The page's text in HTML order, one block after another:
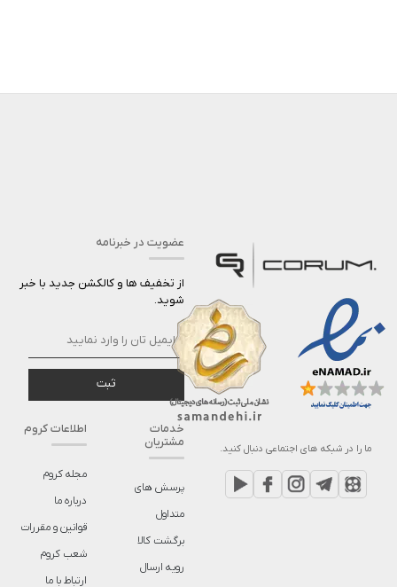
ما را در شبکه های اجتماعی دنبال کنید.
خدمات
مشتریان
پرسش های
متداول
برگشت کالا
رویه ارسال
اطلاعات کروم
مجله کروم
درباره ما
قوانین و مقررات
شعب کروم
ارتباط با ما
عضویت در خبرنامه
از تخفیف ها و کالکشن جدید با خبر
شوید.
ثبت